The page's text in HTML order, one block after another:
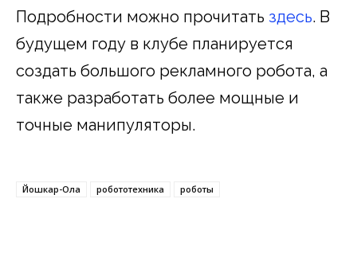
Подробности можно прочитать здесь. В
будущем году в клубе планируется
создать большого рекламного робота, а
также разработать более мощные и
точные манипуляторы.
Йошкар-Ола робототехника роботы